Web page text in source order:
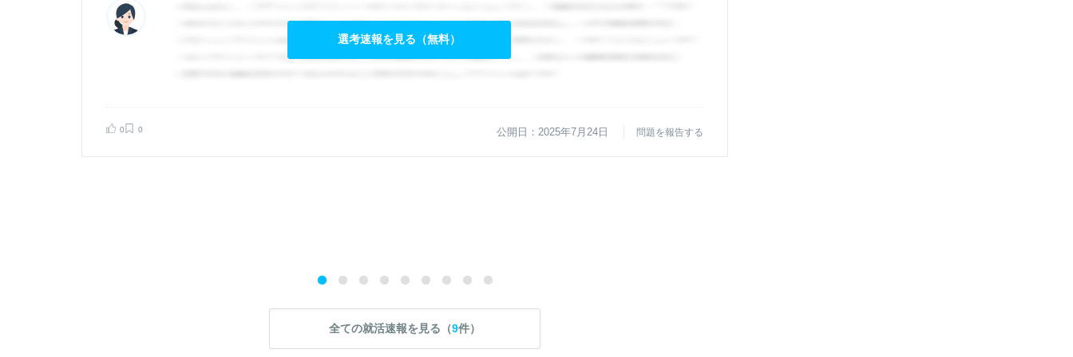
選考速報を見る（無料）
0 0 公開日：2025年7月24日 問題を報告する
全ての就活速報を見る（9件）